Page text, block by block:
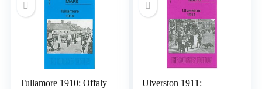
Tullamore 1910: Offaly
Ulverston 1911: